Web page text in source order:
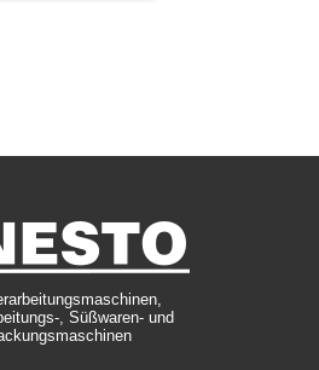
, Süßwaren- und